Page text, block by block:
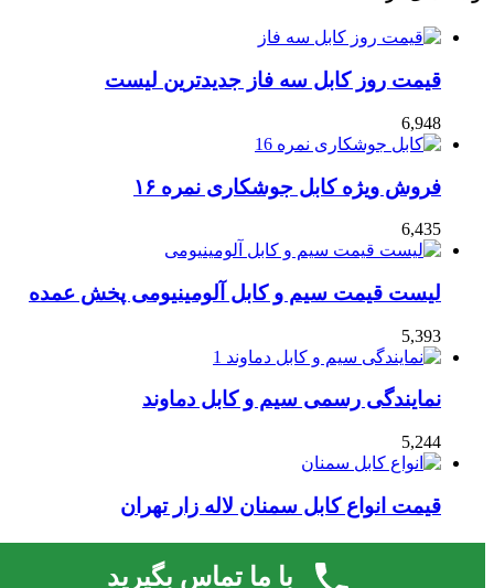
قیمت روز کابل سه فاز جدیدترین لیست
6,948
فروش ویژه کابل جوشکاری نمره ۱۶
6,435
لیست قیمت سیم و کابل آلومینیومی پخش عمده
5,393
نمایندگی رسمی سیم و کابل دماوند
5,244
قیمت انواع کابل سمنان لاله زار تهران
4,727
با ما تماس بگیرید
لایسنس فعال نشده است، برای فعال کردن لایسنس به